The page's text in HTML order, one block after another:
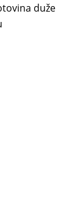
duže